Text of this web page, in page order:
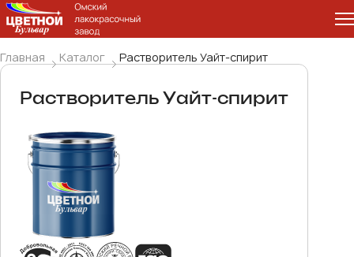
Главная Каталог Растворитель Уайт-спирит
Растворитель Уайт-спирит